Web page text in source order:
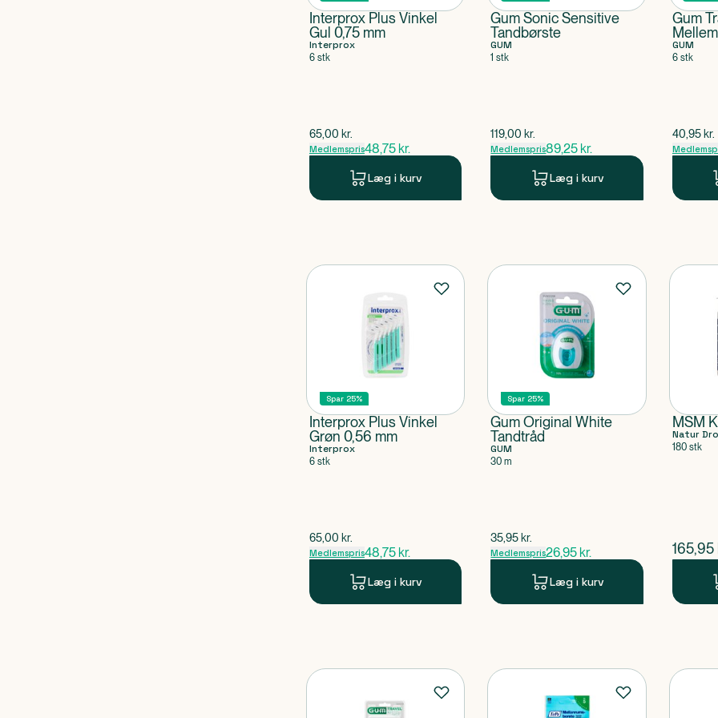
Interprox Plus Vinkel
Gul 0,75 mm
Interprox
6 stk
$gammel pris
65,00 kr.
Medlemspris48,75 kr.
Læg i kurv
Gum Sonic Sensitive
Tandbørste
GUM
1 stk
$gammel pris
119,00 kr.
Medlemspris89,25 kr.
Læg i kurv
Gum
1214
GUM
6 stk
$gammel
40,95 kr.
Spar 25%
Interprox Plus Vinkel
Grøn 0,56 mm
Interprox
6 stk
$gammel pris
65,00 kr.
Medlemspris48,75 kr.
Læg i kurv
Spar 25%
Gum Original White
Tandtråd
GUM
30 m
$gammel pris
35,95 kr.
Medlemspris26,95 kr.
Læg i kurv
MSM
Natur
180 stk
$
165,95